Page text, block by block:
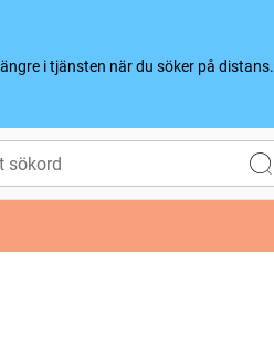
i tjänsten när du söker på distans.